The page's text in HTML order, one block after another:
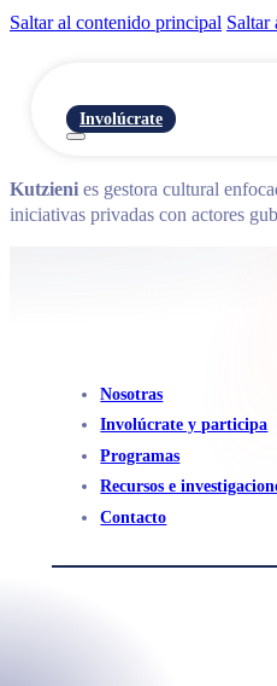
Saltar al contenido principal Saltar
Involúcrate
Kutzieni es gestora cultural
iniciativas privadas con actores
Nosotras
Involúcrate y participa
Programas
Recursos e
Contacto